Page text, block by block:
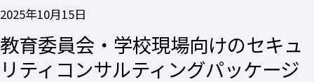
2025年10月15日
教育委員会・学校現場向けのセキュ
リティコンサルティングパッケージ